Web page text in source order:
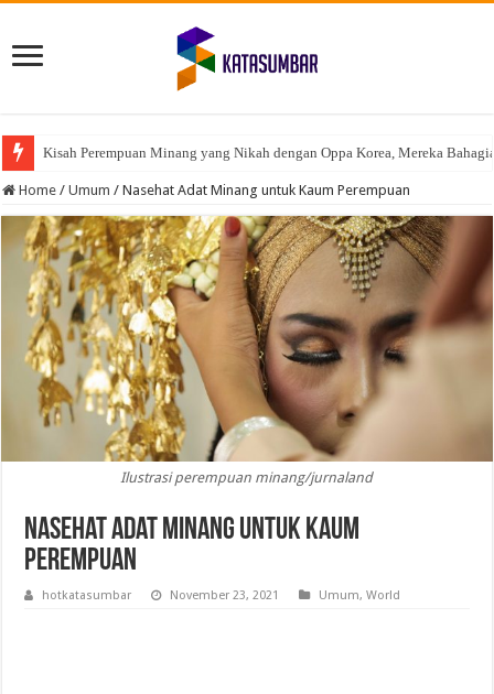
Kisah Perempuan Minang yang Nikah dengan Oppa Korea, Mereka
Home / Umum / Nasehat Adat Minang untuk Kaum Perempuan
Ilustrasi perempuan minang/jurnaland
Nasehat Adat Minang untuk Kaum
Perempuan
hotkatasumbar November 23, 2021 Umum,World